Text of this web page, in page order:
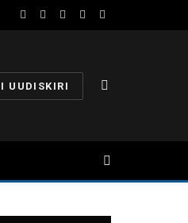
Facebook
YouTube
Instagram
X
Telegram
UUDISKIRI